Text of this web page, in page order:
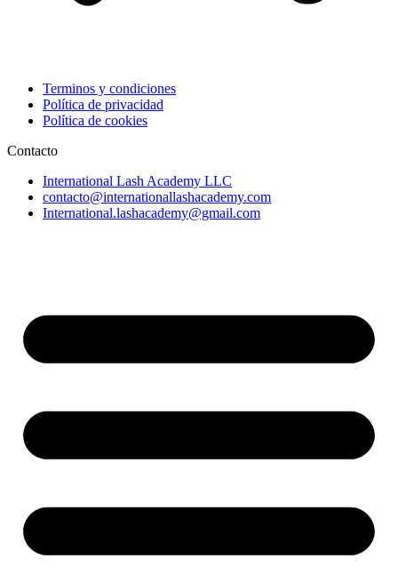
Terminos y condiciones
Política de privacidad
Política de cookies
Contacto
International Lash Academy LLC
contacto@internationallashacademy.com
International.lashacademy@gmail.com